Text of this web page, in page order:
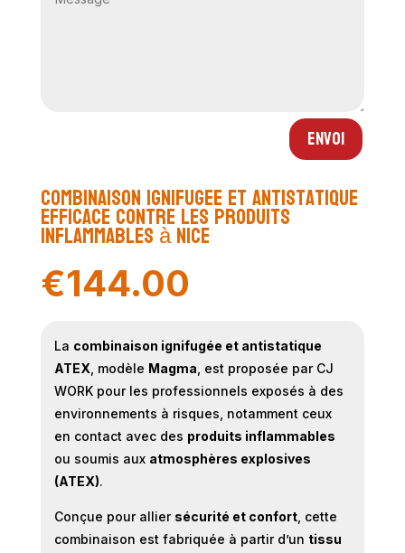
Envoi
combinaison ignifugee et antistatique
efficace contre les produits
inflammables à Nice
€144.00
La combinaison ignifugée et antistatique
ATEX , modèle Magma , est proposée par CJ
WORK pour les professionnels exposés à des
environnements à risques, notamment ceux
en contact avec des produits inflammables
ou soumis aux atmosphères explosives
(ATEX).
Conçue pour allier sécurité et confort, cette
combinaison est fabriquée à partir d’un tissu